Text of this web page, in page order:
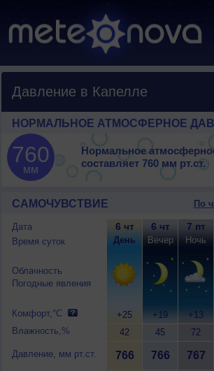
Давление в Капелле
НОРМАЛЬНОЕ АТМОСФЕРНОЕ
760
мм
Нормальное
составляет 760 мм рт.ст.
САМОЧУВСТВИЕ По
Дата
Время суток
Облачность
Погодные явления
Комфорт,°C
Влажность,%
Давление, мм рт.ст.
6 чт
День
+25
42
766
6 чт
Вечер
+19
45
766
7 пт
Ночь
+13
72
767